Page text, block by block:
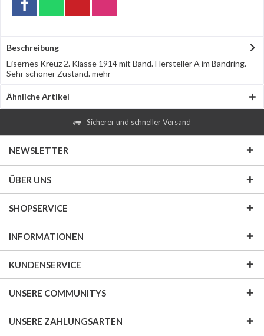
Beschreibung
Eisernes Kreuz 2. Klasse 1914 mit Band. Hersteller A im Bandring.
Sehr schöner Zustand.mehr
Ähnliche Artikel
Sicherer und schneller Versand
NEWSLETTER
ÜBER UNS
SHOPSERVICE
INFORMATIONEN
KUNDENSERVICE
UNSERE COMMUNITYS
UNSERE ZAHLUNGSARTEN